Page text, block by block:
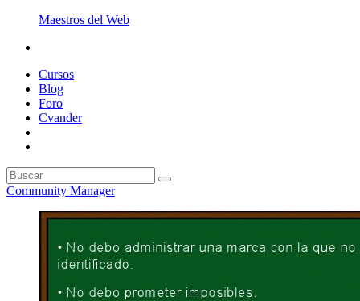
Maestros del Web
Cursos
Blog
Foro
Cvander
Community Manager